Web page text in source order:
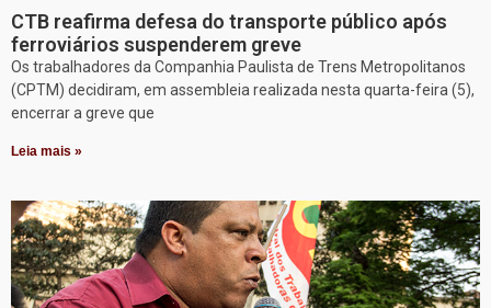
CTB reafirma defesa do transporte público após
ferroviários suspenderem greve
Os trabalhadores da Companhia Paulista de Trens Metropolitanos
(CPTM) decidiram, em assembleia realizada nesta quarta-feira (5),
encerrar a greve que
Leia mais »